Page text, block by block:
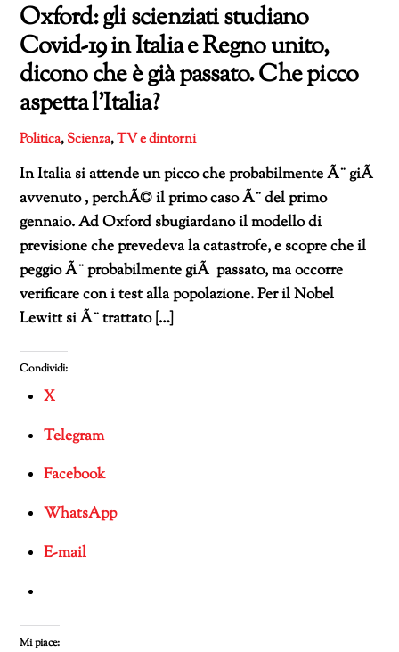
Oxford: gli scienziati studiano
Covid-19 in Italia e Regno unito,
dicono che è già passato. Che picco
aspetta l’Italia?
Politica,Scienza,TV e dintorni
In Italia si attende un picco che probabilmente Ã¨ giÃ
avvenuto , perchÃ© il primo caso Ã¨ del primo
gennaio. Ad Oxford sbugiardano il modello di
previsione che prevedeva la catastrofe, e scopre che il
peggio Ã¨ probabilmente giÃ passato, ma occorre
verificare con i test alla popolazione. Per il Nobel
Lewitt si Ã¨ trattato […]
Condividi:
X
Telegram
Facebook
WhatsApp
E-mail
Mi piace: